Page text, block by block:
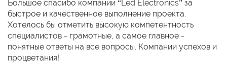
Большое спасибо компании “Led Electronics” за
быстрое и качественное выполнение проекта.
Хотелось бы отметить высокую компетентность
специалистов - грамотные, а самое главное -
понятные ответы на все вопросы. Компании успехов и
процветания!